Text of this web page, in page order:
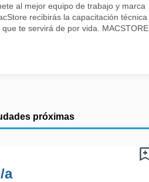
al mejor equipo de trabajo y marca
recibirás la capacitación técnica
te servirá de por vida. MACSTORE
próximas
a